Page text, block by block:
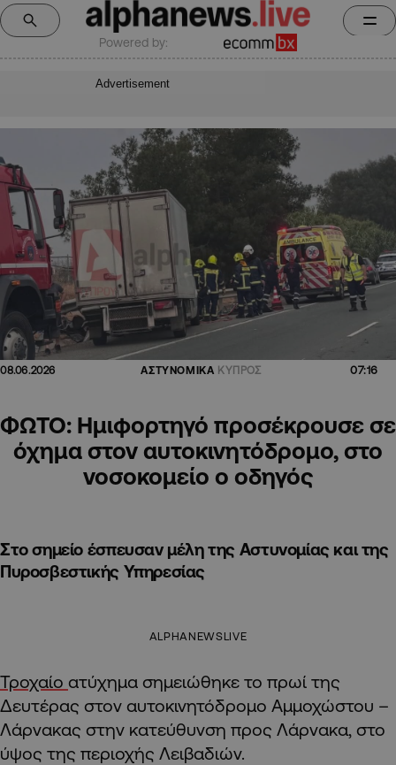
Powered by:
Advertisement
08.06.2026 ΑΣΤΥΝΟΜΙΚΑ ΚΥΠΡΟΣ 07:16
ΦΩΤΟ: Ημιφορτηγό προσέκρουσε σε
όχημα στον αυτοκινητόδρομο, στο
νοσοκομείο ο οδηγός
Στο σημείο έσπευσαν μέλη της Αστυνομίας και της
Πυροσβεστικής Υπηρεσίας
ALPHANEWSLIVE
Τροχαίο ατύχημα σημειώθηκε το πρωί της
Δευτέρας στον αυτοκινητόδρομο Αμμοχώστου –
Λάρνακας στην κατεύθυνση προς Λάρνακα, στο
ύψος της περιοχής Λειβαδιών.